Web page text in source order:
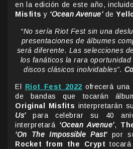
en la edición de este año,
Misfits y ‘Ocean Avenue’de
“No sería Riot Fest sin una
presentaciones de álbumes
será diferente. Las selecciones
los fanáticos la rara
discos clásicos inolvidables”.
El Riot Fest 2022 ofrecerá una
de bandas que tocarán
Original Misfits interpretarán
Us’para celebrar su 40
interpretará ‘Ocean Avenue’,
‘On The Impossible Past‘por
Rocket from the Crypt tocará